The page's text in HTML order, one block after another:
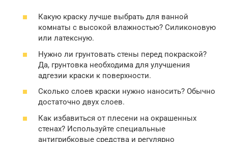
Какую краску лучше выбрать для ванной
комнаты с высокой влажностью? Силиконовую
или латексную.
Нужно ли грунтовать стены перед покраской?
Да, грунтовка необходима для улучшения
адгезии краски к поверхности.
Сколько слоев краски нужно наносить? Обычно
достаточно двух слоев.
Как избавиться от плесени на окрашенных
стенах? Используйте специальные
антигрибковые средства и регулярно